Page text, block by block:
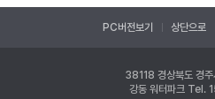
PC버전보기 상단으로
38118 경상북도 경
강동 워터파크 Tel.